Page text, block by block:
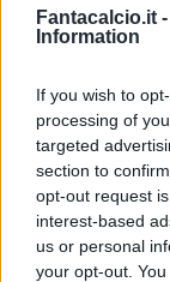
Fantacalcio.it -
Information
If you wish to
processing of
targeted
section to
opt-out request
interest-based
us or personal
your opt-out.
Riepilogo